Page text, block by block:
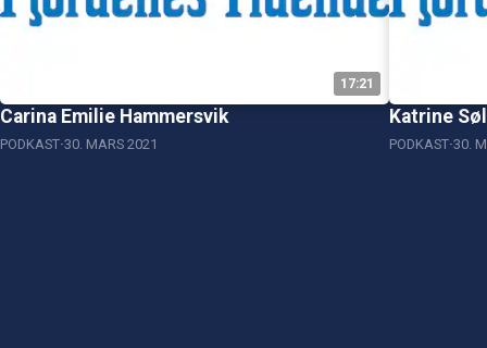
17:21
Carina Emilie Hammersvik
PODKAST 30. MARS 2021
Katrine
PODKAST 30.